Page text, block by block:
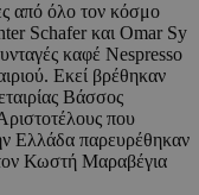
από όλο τον κόσμο
Schafer και Omar Sy
καφέ Nespresso
Εκεί βρέθηκαν
Βάσσος
που
Ελλάδα παρευρέθηκαν
Κωστή Μαραβέγια